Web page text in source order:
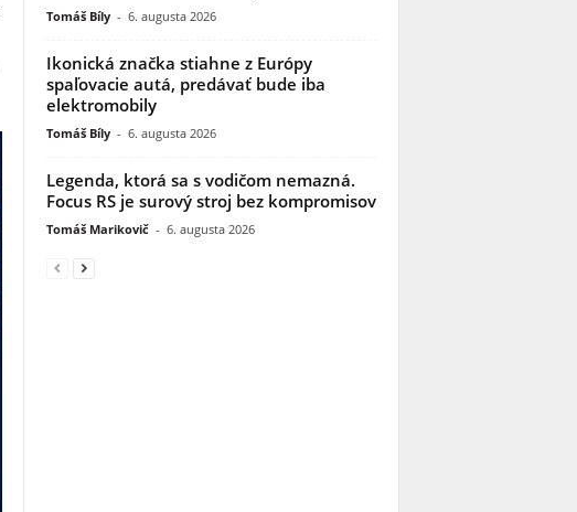
Tomáš Bíly - 6. augusta 2026
Ikonická značka stiahne z Európy
spaľovacie autá, predávať bude iba
elektromobily
Tomáš Bíly - 6. augusta 2026
Legenda, ktorá sa s vodičom nemazná.
Focus RS je surový stroj bez kompromisov
Tomáš Marikovič - 6. augusta 2026